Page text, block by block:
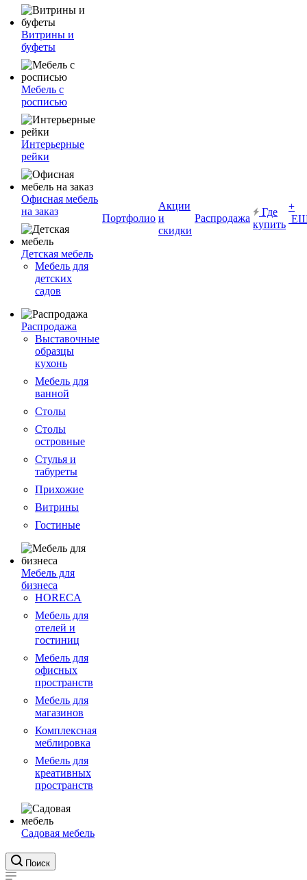
Витрины и
буфеты
Мебель с
росписью
Интерьерные
рейки
Офисная мебель
на заказ
Детская мебель
Мебель для
детских
садов
Распродажа
Выставочные
образцы
кухонь
Мебель для
ванной
Столы
Столы
островные
Стулья и
табуреты
Прихожие
Витрины
Гостиные
Мебель для
бизнеса
HORECA
Мебель для
отелей и
гостиниц
Мебель для
офисных
пространств
Мебель для
магазинов
Комплексная
меблировка
Мебель для
креативных
пространств
Садовая мебель
Портфолио
Акции
и
скидки
Распродажа
Где
купить
+
Поиск